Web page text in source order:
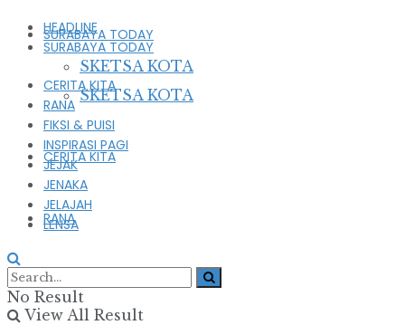
SURABAYA TODAY
SKETSA KOTA
CERITA KITA
RANA
FIKSI & PUISI
HEADLINE
SURABAYA TODAY
SKETSA KOTA
CERITA KITA
RANA
FIKSI & PUISI
INSPIRASI PAGI
JEJAK
JENAKA
JELAJAH
LENSA
No Result
View All Result